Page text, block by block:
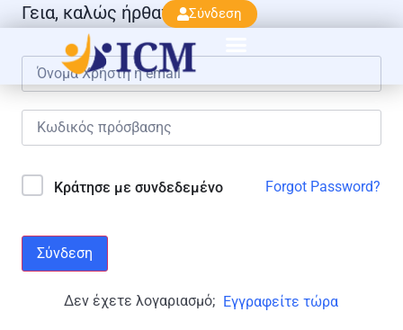
Σύνδεση
Γεια, καλώς ήρθατε πάλι!
Κράτησε με συνδεδεμένο Forgot Password?
Σύνδεση
Δεν έχετε λογαριασμό; Εγγραφείτε τώρα